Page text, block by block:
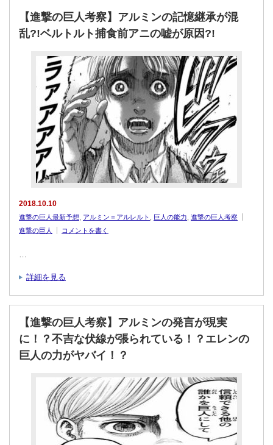
【進撃の巨人考察】アルミンの記憶継承が混
乱?!ベルトルト捕食前アニの嘘が原因?!
2018.10.10
進撃の巨人最新予想 アルミン＝アルレルト 巨人の能力 進撃の巨人考察
進撃の巨人
コメントを書く
詳細を見る
【進撃の巨人考察】アルミンの発言が現実
に！？不吉な伏線が張られている！？エレンの
巨人の力がヤバイ！？